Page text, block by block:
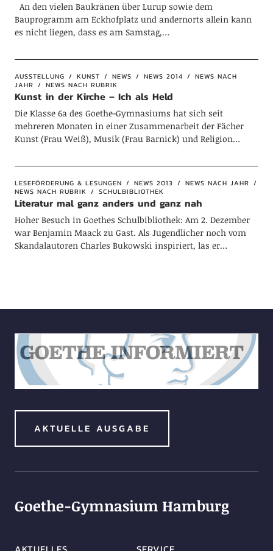
An den vielen Baukränen über Lurup sowie dem
Bauprogramm am Eckhofplatz und andernorts allein kann
es nicht liegen, dass es am Samstag,…
AUSSTELLUNG KUNST NEWS NEWS 2014
NEWS NACH
JAHR
NEWS NACH RUBRIK
Kunst in der Kirche – Ich als Held
Die Klasse 6a des Goethe-Gymnasiums hat sich seit
mehreren Monaten in einer Zusammenarbeit der Fächer
Kunst (Frau Weiß), Musik (Frau Barnick) und Religion…
LESEFÖRDERUNG & LESUNGEN NEWS 2013
NEWS NACH JAHR
NEWS NACH RUBRIK
SCHULBIBLIOTHEK
Literatur mal ganz anders und ganz nah
Hoher Besuch in Goethes Schulbibliothek: Am 2. Dezember
war Benjamin Maack zu Gast. Als Jugendlicher noch vom
Skandalautoren Charles Bukowski inspiriert, las er…
AKTUELLE AUSGABE
Goethe-Gymnasium Hamburg